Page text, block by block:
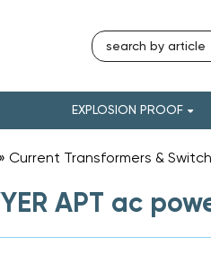
EXPLOSION PROOF
Current Transformers &
APT ac